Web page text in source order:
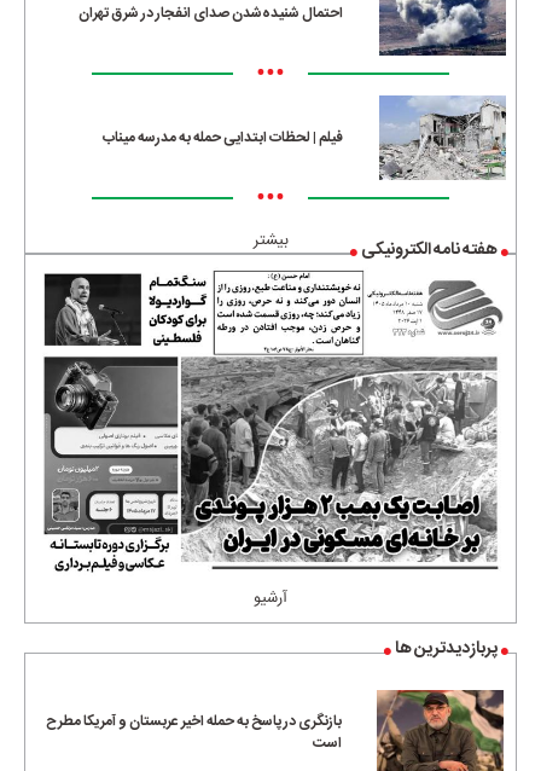
احتمال شنیده‌شدن صدای انفجار در شرق تهران
•••
فیلم | لحظات ابتدایی حمله به مدرسه میناب
•••
بیشتر هفته نامه الکترونیکی
آرشیو
پربازدیدترین ها
بازنگری در پاسخ به حمله اخیر عربستان و آمریکا مطرح
است